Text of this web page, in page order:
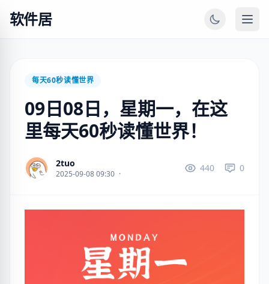
软件居
每天60秒读懂世界
09日08日，星期一，在这
里每天60秒读懂世界！
2tuo
2025-09-08 09:30 ·
440 0